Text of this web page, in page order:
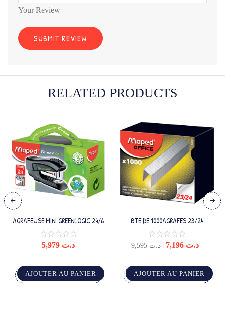
Your Review
RELATED PRODUCTS
AGRAFEUSE MINI GREENLOGIC 24/6
د.ت
AJOUTER AU PANIER
BTE DE 1000AGRAFES 23/24
GALVANISEES
د.ت9,595 د.ت
AJOUTER AU PANIER